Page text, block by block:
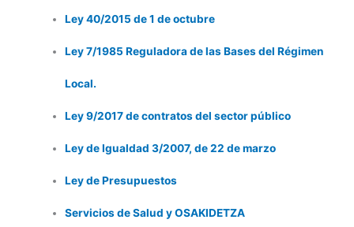
Ley 40/2015 de 1 de octubre
Ley 7/1985 Reguladora de las Bases del Régimen
Local.
Ley 9/2017 de contratos del sector público
Ley de Igualdad 3/2007, de 22 de marzo
Ley de Presupuestos
Servicios de Salud y OSAKIDETZA